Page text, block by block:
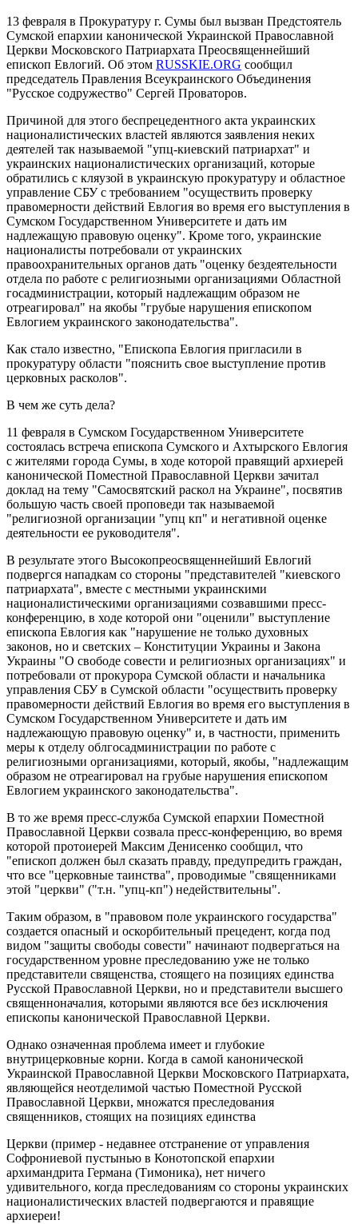
13 февраля в Прокуратуру г. Сумы был вызван Предстоятель
Сумской епархии канонической Украинской Православной
Церкви Московского Патриархата Преосвященнейший
епископ Евлогий. Об этом RUSSKIE.ORG сообщил
председатель Правления Всеукраинского Объединения
"Русское содружество" Сергей Проваторов.
Причиной для этого беспрецедентного акта украинских
националистических властей являются заявления неких
деятелей так называемой "упц-киевский патриархат" и
украинских националистических организаций, которые
обратились с кляузой в украинскую прокуратуру и областное
управление СБУ с требованием "осуществить проверку
правомерности действий Евлогия во время его выступления в
Сумском Государственном Университете и дать им
надлежащую правовую оценку". Кроме того, украинские
националисты потребовали от украинских
правоохранительных органов дать "оценку бездеятельности
отдела по работе с религиозными организациями Областной
госадминистрации, который надлежащим образом не
отреагировал" на якобы "грубые нарушения епископом
Евлогием украинского законодательства".
Как стало известно, "Епископа Евлогия пригласили в
прокуратуру области "пояснить свое выступление против
церковных расколов".
В чем же суть дела?
11 февраля в Сумском Государственном Университете
состоялась встреча епископа Сумского и Ахтырского Евлогия
с жителями города Сумы, в ходе которой правящий архиерей
канонической Поместной Православной Церкви зачитал
доклад на тему "Самосвятский раскол на Украине", посвятив
большую часть своей проповеди так называемой
"религиозной организации "упц кп" и негативной оценке
деятельности ее руководителя".
В результате этого Высокопреосвященнейший Евлогий
подвергся нападкам со стороны "представителей "киевского
патриархата", вместе с местными украинскими
националистическими организациями созвавшими пресс-
конференцию, в ходе которой они "оценили" выступление
епископа Евлогия как "нарушение не только духовных
законов, но и светских – Конституции Украины и Закона
Украины "О свободе совести и религиозных организациях" и
потребовали от прокурора Сумской области и начальника
управления СБУ в Сумской области "осуществить проверку
правомерности действий Евлогия во время его выступления в
Сумском Государственном Университете и дать им
надлежающую правовую оценку" и, в частности, применить
меры к отделу облгосадминистрации по работе с
религиозными организациями, который, якобы, "надлежащим
образом не отреагировал на грубые нарушения епископом
Евлогием украинского законодательства".
В то же время пресс-служба Сумской епархии Поместной
Православной Церкви созвала пресс-конференцию, во время
которой протоиерей Максим Денисенко сообщил, что
"епископ должен был сказать правду, предупредить граждан,
что все "церковные таинства", проводимые "священниками
этой "церкви" ("т.н. "упц-кп") недействительны".
Таким образом, в "правовом поле украинского государства"
создается опасный и оскорбительный прецедент, когда под
видом "защиты свободы совести" начинают подвергаться на
государственном уровне преследованию уже не только
представители священства, стоящего на позициях единства
Русской Православной Церкви, но и представители высшего
священноначалия, которыми являются все без исключения
епископы канонической Православной Церкви.
Однако означенная проблема имеет и глубокие
внутрицерковные корни. Когда в самой канонической
Украинской Православной Церкви Московского Патриархата,
являющейся неотделимой частью Поместной Русской
Православной Церкви, множатся преследования
священников, стоящих на позициях единства
Церкви (пример - недавнее отстранение от управления
Софрониевой пустынью в Конотопской епархии
архимандрита Германа (Тимоника), нет ничего
удивительного, когда преследованиям со стороны украинских
националистических властей подвергаются и правящие
архиереи!